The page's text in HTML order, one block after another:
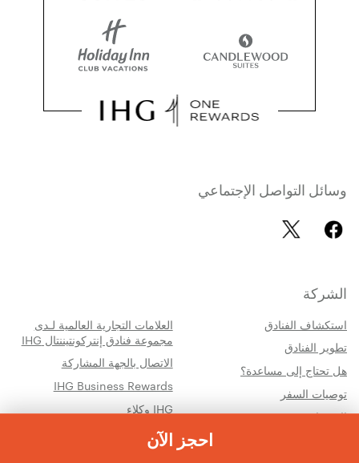
احجز الآن
وسائل التواصل الإجتماعي
الشركة
استكشاف الفنادق
العلامات التجارية العالمية لـدى
مجموعة فنادق إنتركونتيننتال IHG
تطوير الفنادق
الاتصال بالجهة المشاركة
هل تحتاج إلى مساعدة؟
IHG Business Rewards
توصيات السفر
IHG وكلاء
الاستدامة
إدارة الخصوصية وملفات تعريف
الارتباط
لا أسمح ببيع معلوماتي الشخصية